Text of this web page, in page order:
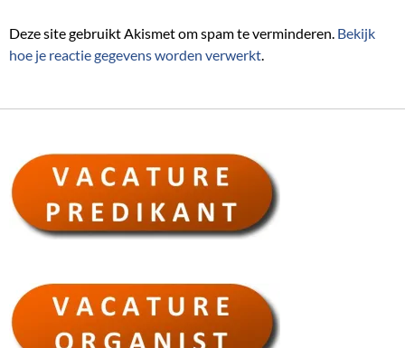
Deze site gebruikt Akismet om spam te verminderen. Bekijk
hoe je reactie gegevens worden verwerkt.